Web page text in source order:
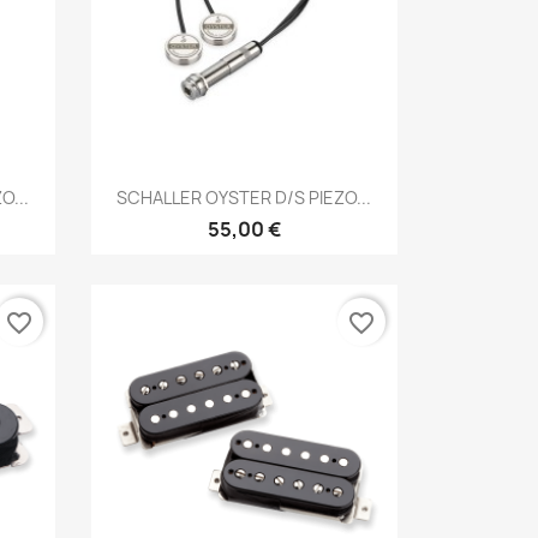
Brzi pregled
SCHALLER OYSTER D/S PIEZO...
55,00 €
favorite_border favorite_border